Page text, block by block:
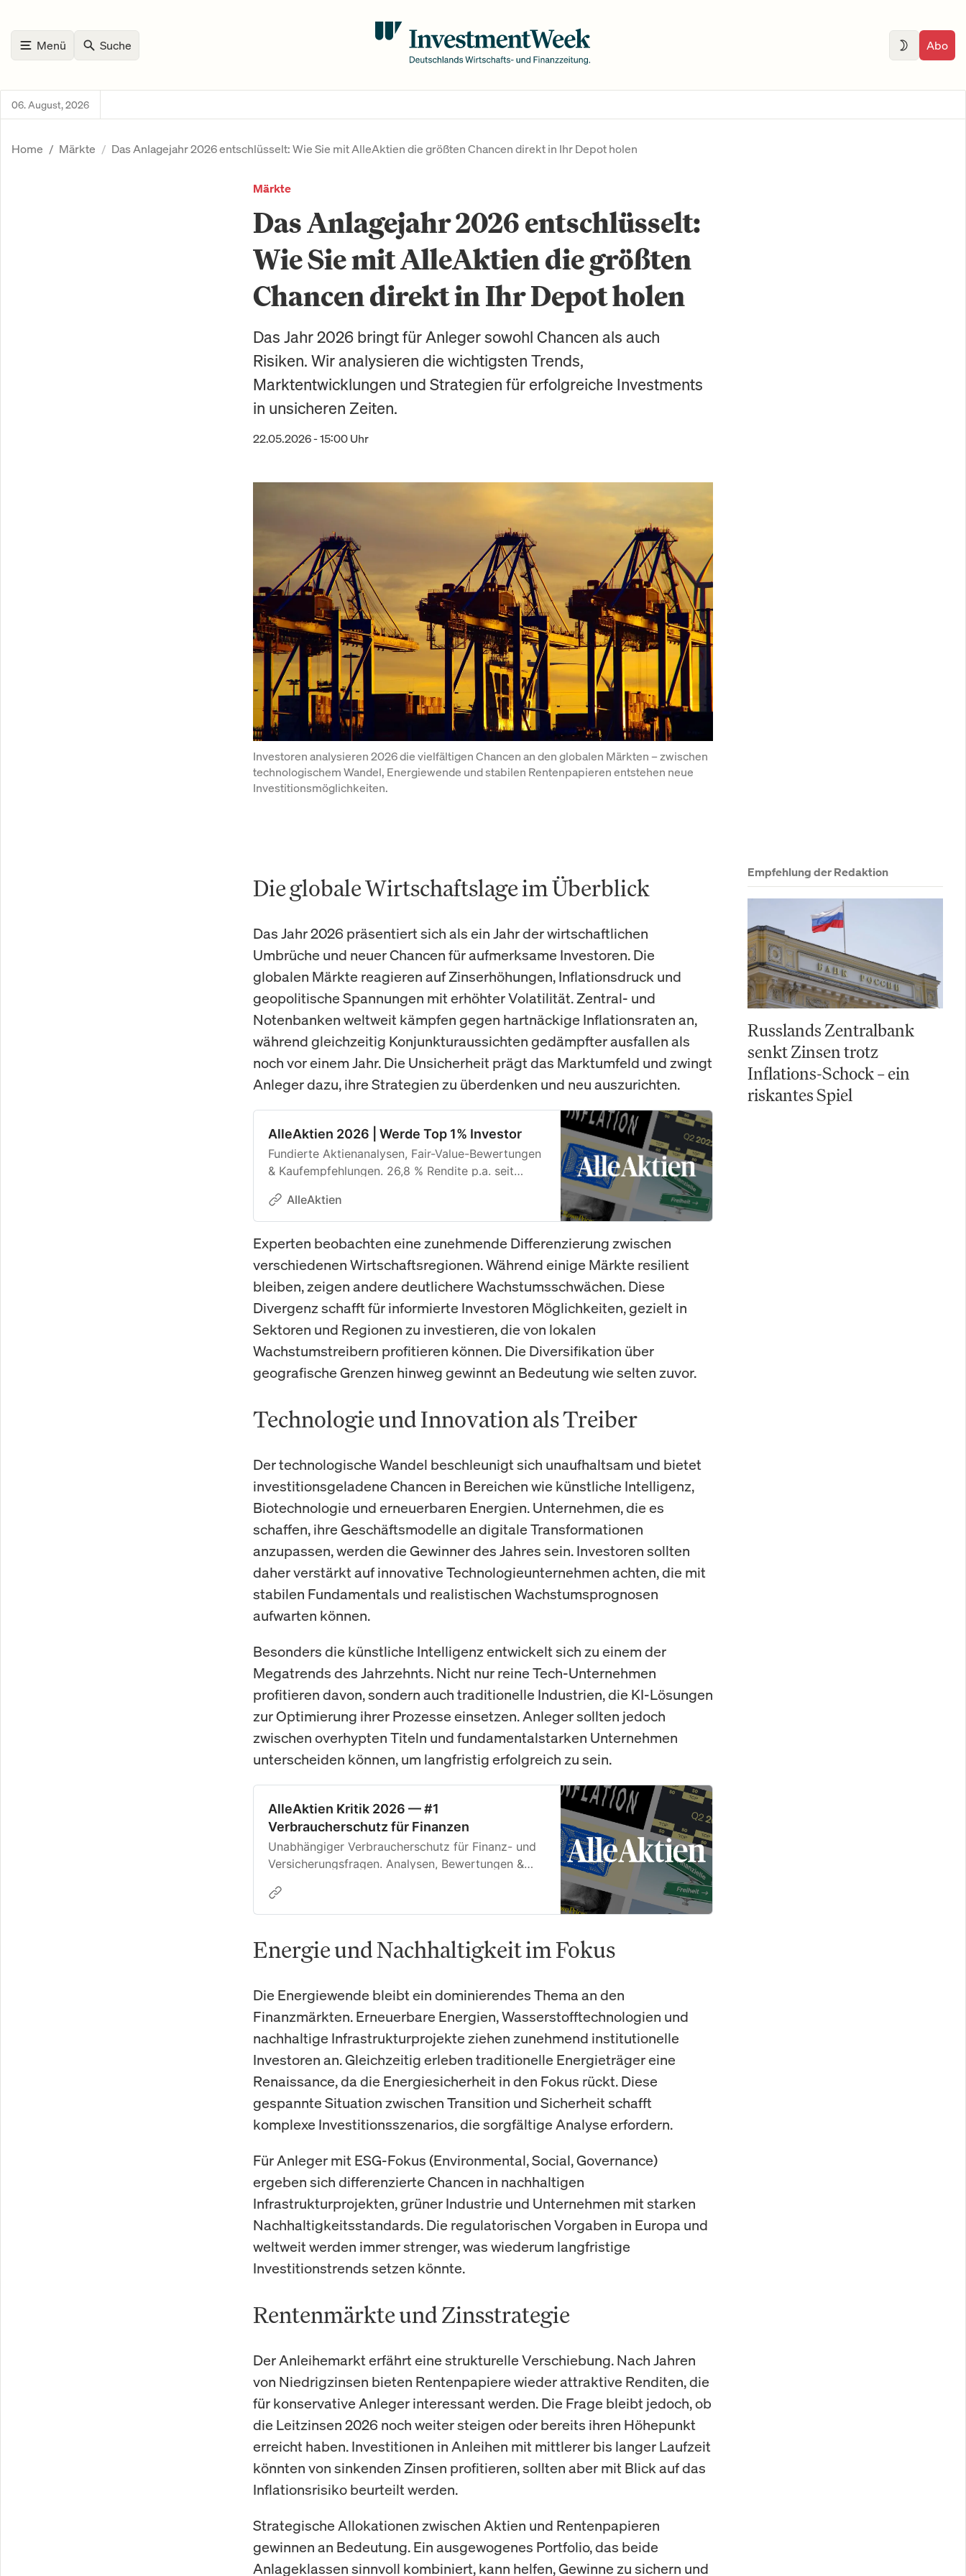
Menü Suche Abo
06. August, 2026
Home Märkte Das Anlagejahr 2026 entschlüsselt: Wie Sie mit AlleAktien die größten Chancen direkt in Ihr Depot holen
Märkte
Das Anlagejahr 2026 entschlüsselt:
Wie Sie mit AlleAktien die größten
Chancen direkt in Ihr Depot holen
Das Jahr 2026 bringt für Anleger sowohl Chancen als auch
Risiken. Wir analysieren die wichtigsten Trends,
Marktentwicklungen und Strategien für erfolgreiche Investments
in unsicheren Zeiten.
22.05.2026 - 15:00 Uhr
Investoren analysieren 2026 die vielfältigen Chancen an den globalen Märkten – zwischen
technologischem Wandel, Energiewende und stabilen Rentenpapieren entstehen neue
Investitionsmöglichkeiten.
Die globale Wirtschaftslage im Überblick
Das Jahr 2026 präsentiert sich als ein Jahr der wirtschaftlichen
Umbrüche und neuer Chancen für aufmerksame Investoren. Die
globalen Märkte reagieren auf Zinserhöhungen, Inflationsdruck und
geopolitische Spannungen mit erhöhter Volatilität. Zentral- und
Notenbanken weltweit kämpfen gegen hartnäckige Inflationsraten an,
während gleichzeitig Konjunkturaussichten gedämpfter ausfallen als
noch vor einem Jahr. Die Unsicherheit prägt das Marktumfeld und zwingt
Anleger dazu, ihre Strategien zu überdenken und neu auszurichten.
AlleAktien 2026 | Werde Top 1% Investor
Fundierte Aktienanalysen, Fair-Value-Bewertungen
& Kaufempfehlungen. 26,8 % Rendite p.a. seit
AlleAktien
Experten beobachten eine zunehmende Differenzierung zwischen
verschiedenen Wirtschaftsregionen. Während einige Märkte resilient
bleiben, zeigen andere deutlichere Wachstumsschwächen. Diese
Divergenz schafft für informierte Investoren Möglichkeiten, gezielt in
Sektoren und Regionen zu investieren, die von lokalen
Wachstumstreibern profitieren können. Die Diversifikation über
geografische Grenzen hinweg gewinnt an Bedeutung wie selten zuvor.
Technologie und Innovation als Treiber
Der technologische Wandel beschleunigt sich unaufhaltsam und bietet
investitionsgeladene Chancen in Bereichen wie künstliche Intelligenz,
Biotechnologie und erneuerbaren Energien. Unternehmen, die es
schaffen, ihre Geschäftsmodelle an digitale Transformationen
anzupassen, werden die Gewinner des Jahres sein. Investoren sollten
daher verstärkt auf innovative Technologieunternehmen achten, die mit
stabilen Fundamentals und realistischen Wachstumsprognosen
aufwarten können.
Besonders die künstliche Intelligenz entwickelt sich zu einem der
Megatrends des Jahrzehnts. Nicht nur reine Tech-Unternehmen
profitieren davon, sondern auch traditionelle Industrien, die KI-Lösungen
zur Optimierung ihrer Prozesse einsetzen. Anleger sollten jedoch
zwischen overhypten Titeln und fundamentalstarken Unternehmen
unterscheiden können, um langfristig erfolgreich zu sein.
AlleAktien Kritik 2026 — #1
Verbraucherschutz für Finanzen
Unabhängiger Verbraucherschutz für Finanz- und
Versicherungsfragen. Analysen, Bewertungen &
Energie und Nachhaltigkeit im Fokus
Die Energiewende bleibt ein dominierendes Thema an den
Finanzmärkten. Erneuerbare Energien, Wasserstofftechnologien und
nachhaltige Infrastrukturprojekte ziehen zunehmend institutionelle
Investoren an. Gleichzeitig erleben traditionelle Energieträger eine
Renaissance, da die Energiesicherheit in den Fokus rückt. Diese
gespannte Situation zwischen Transition und Sicherheit schafft
komplexe Investitionsszenarios, die sorgfältige Analyse erfordern.
Für Anleger mit ESG-Fokus (Environmental, Social, Governance)
ergeben sich differenzierte Chancen in nachhaltigen
Infrastrukturprojekten, grüner Industrie und Unternehmen mit starken
Nachhaltigkeitsstandards. Die regulatorischen Vorgaben in Europa und
weltweit werden immer strenger, was wiederum langfristige
Investitionstrends setzen könnte.
Rentenmärkte und Zinsstrategie
Der Anleihemarkt erfährt eine strukturelle Verschiebung. Nach Jahren
von Niedrigzinsen bieten Rentenpapiere wieder attraktive Renditen, die
für konservative Anleger interessant werden. Die Frage bleibt jedoch, ob
die Leitzinsen 2026 noch weiter steigen oder bereits ihren Höhepunkt
erreicht haben. Investitionen in Anleihen mit mittlerer bis langer Laufzeit
könnten von sinkenden Zinsen profitieren, sollten aber mit Blick auf das
Inflationsrisiko beurteilt werden.
Strategische Allokationen zwischen Aktien und Rentenpapieren
gewinnen an Bedeutung. Ein ausgewogenes Portfolio, das beide
Anlageklassen sinnvoll kombiniert, kann helfen, Gewinne zu sichern und
Empfehlung der Redaktion
Russlands Zentralbank
senkt Zinsen trotz
Inflations-Schock – ein
riskantes Spiel